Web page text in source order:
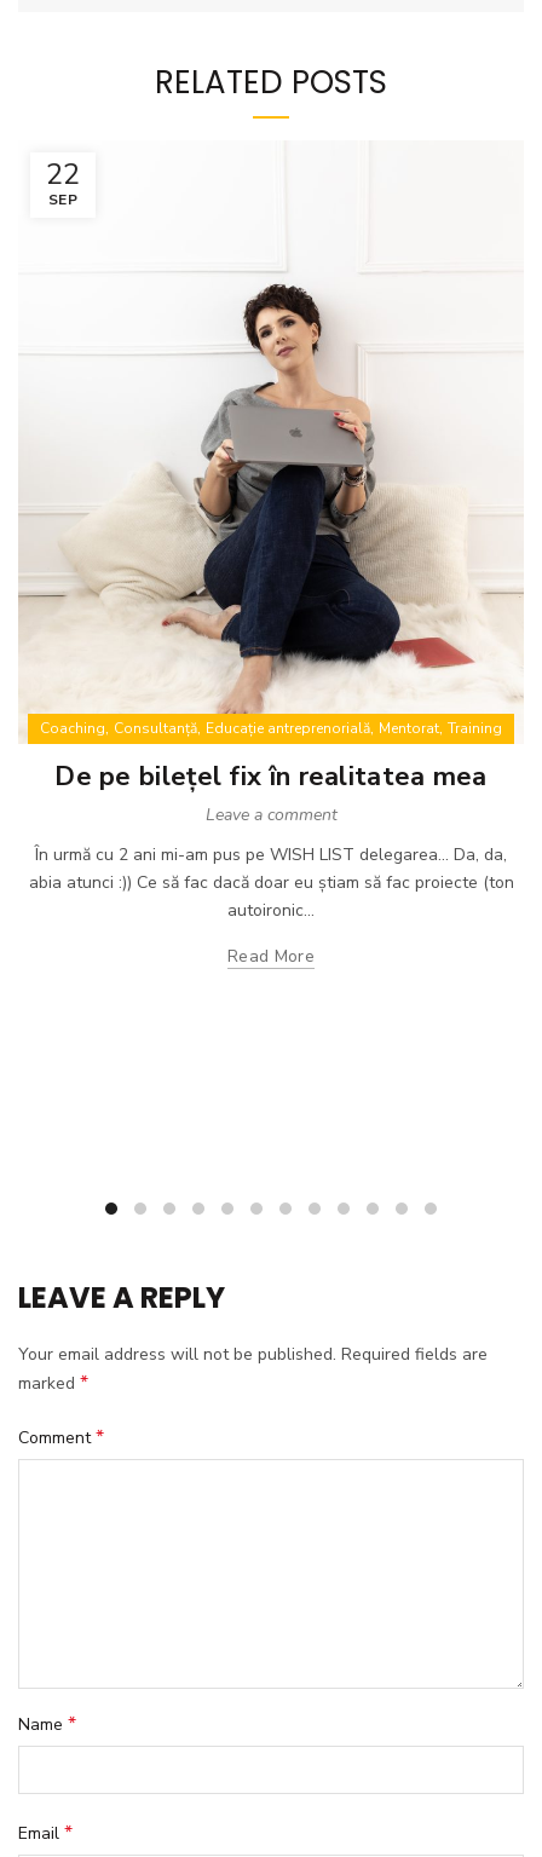
RELATED POSTS
22
SEP
Coaching, Consultanță, Educație antreprenorială, Mentorat, Training
De pe bilețel fix în realitatea mea
Leave a comment
În urmă cu 2 ani mi-am pus pe WISH LIST delegarea... Da, da,
abia atunci :)) Ce să fac dacă doar eu știam să fac proiecte (ton
autoironic...
Read More
LEAVE A REPLY
Your email address will not be published. Required fields are
marked *
Comment*
Name *
Email *